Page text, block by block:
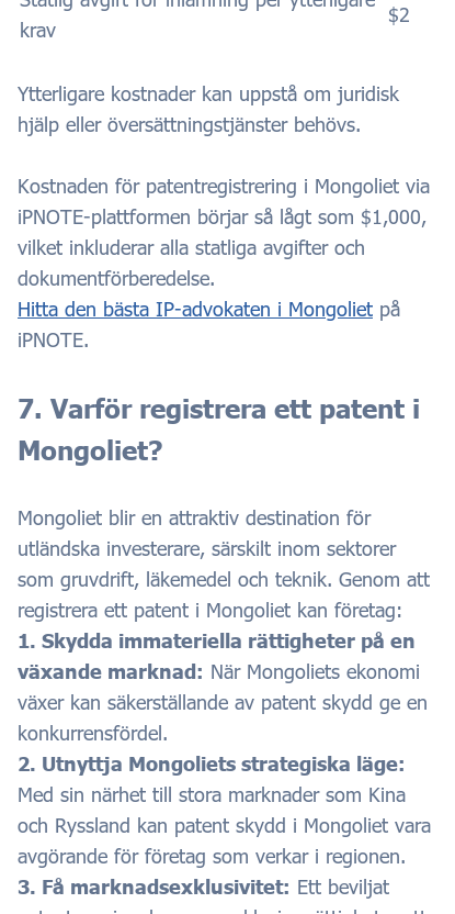
krav
$2
Ytterligare kostnader kan uppstå om juridisk
hjälp eller översättningstjänster behövs.
Kostnaden för patentregistrering i Mongoliet via
iPNOTE-plattformen börjar så lågt som $1,000,
vilket inkluderar alla statliga avgifter och
dokumentförberedelse.
Hitta den bästa IP-advokaten i Mongoliet på
iPNOTE.
7. Varför registrera ett patent i
Mongoliet?
Mongoliet blir en attraktiv destination för
utländska investerare, särskilt inom sektorer
som gruvdrift, läkemedel och teknik. Genom att
registrera ett patent i Mongoliet kan företag:
1. Skydda immateriella rättigheter på en
växande marknad: När Mongoliets ekonomi
växer kan säkerställande av patent skydd ge en
konkurrensfördel.
2. Utnyttja Mongoliets strategiska läge:
Med sin närhet till stora marknader som Kina
och Ryssland kan patent skydd i Mongoliet vara
avgörande för företag som verkar i regionen.
3. Få marknadsexklusivitet: Ett beviljat